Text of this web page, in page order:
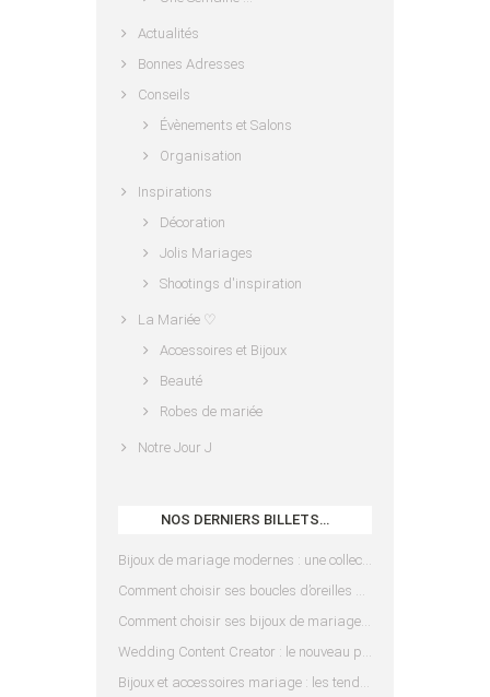
Actualités
Bonnes Adresses
Conseils
Évènements et Salons
Organisation
Inspirations
Décoration
Jolis Mariages
Shootings d'inspiration
La Mariée ♡
Accessoires et Bijoux
Beauté
Robes de mariée
Notre Jour J
NOS DERNIERS BILLETS…